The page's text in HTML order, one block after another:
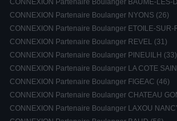
CONNEXION Partenaire Boulanger BAUME-LES-
CONNEXION Partenaire Boulanger NYONS (26)
CONNEXION Partenaire Boulanger ETOILE-SUR-
CONNEXION Partenaire Boulanger REVEL (31)
CONNEXION Partenaire Boulanger PINEUILH (33)
CONNEXION Partenaire Boulanger LA COTE
CONNEXION Partenaire Boulanger FIGEAC (46)
CONNEXION Partenaire Boulanger CHATEAU
CONNEXION Partenaire Boulanger LAXOU